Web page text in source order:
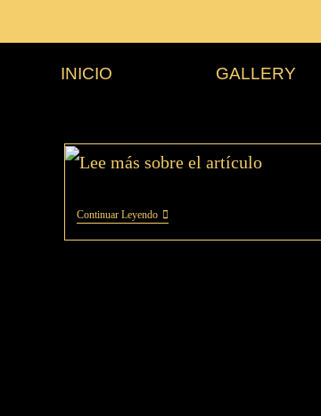
INICIO GALLERY
Continuar Leyendo